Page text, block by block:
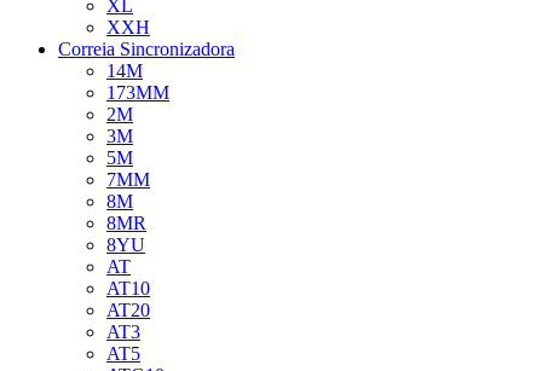
XL
XXH
Correia Sincronizadora
14M
173MM
2M
3M
5M
7MM
8M
8MR
8YU
AT
AT10
AT20
AT3
AT5